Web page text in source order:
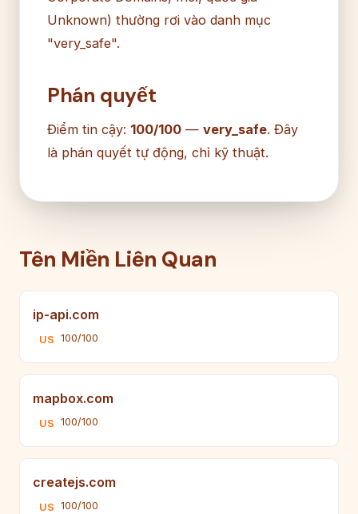
Unknown) thường rơi vào danh mục
"very_safe".
Phán quyết
Điểm tin cậy: 100/100 — very_safe. Đây
là phán quyết tự động, chỉ kỹ thuật.
Tên Miền Liên Quan
ip-api.com
US 100/100
mapbox.com
US 100/100
createjs.com
US 100/100